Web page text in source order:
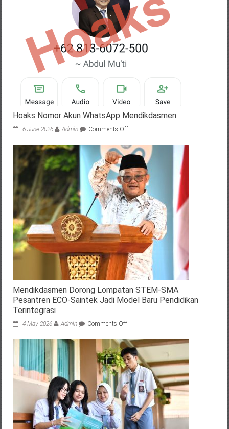
Hoaks Nomor Akun WhatsApp Mendikdasmen
6 June 2026 Admin Comments Offon
Nomor
Akun
WhatsApp
Mendikdasmen
Mendikdasmen Dorong Lompatan STEM-SMA
Pesantren ECO-Saintek Jadi Model Baru Pendidikan
Terintegrasi
4 May 2026 Admin Comments Offon
Dorong
Lompatan
STEM-
SMA
Pesantren
ECO-
Saintek
Jadi
Model
Baru